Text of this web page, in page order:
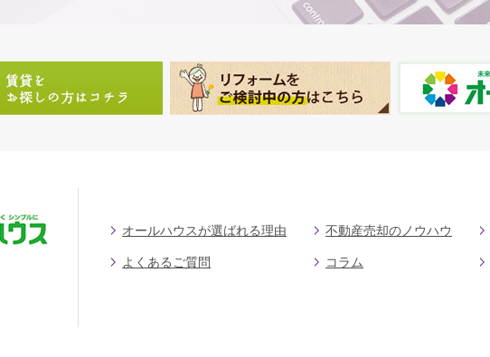
オールハウスが選ばれる理由 不動産売却のノウハウ
よくあるご質問 コラム